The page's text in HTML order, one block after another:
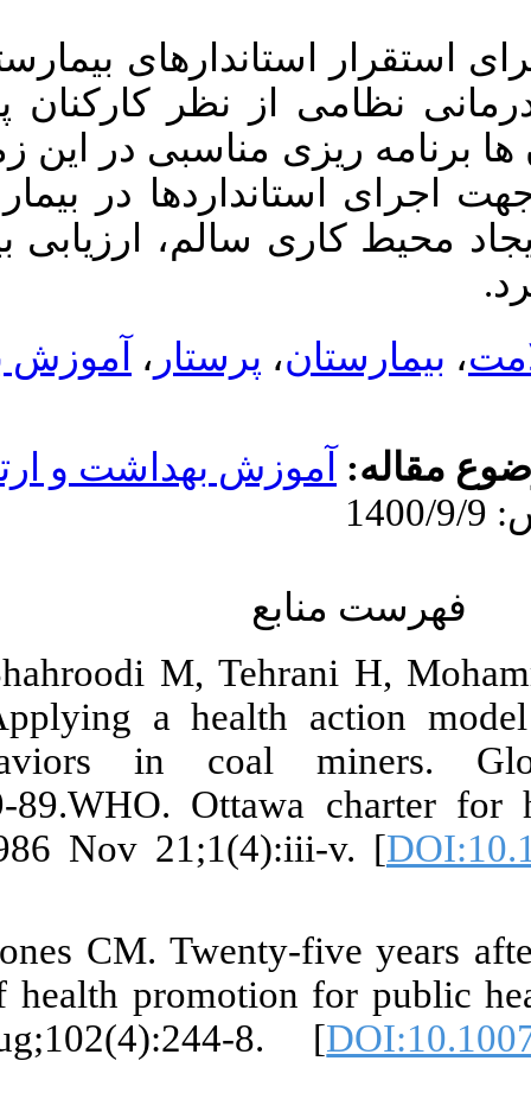
های ارتقاء
وجود
داشته اند.
ها، لازم
و تداوم و
سلامت
1.
Peyman N.
healthy
Promotion.
2. Potvin L,
critical role
2011 Jul-